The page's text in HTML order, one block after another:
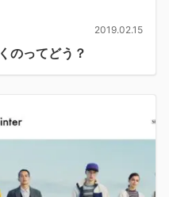
2019.02.15
のってどう？